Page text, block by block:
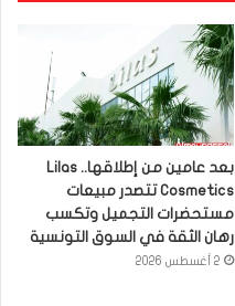
بعد عامين من إطلاقها.. Lilas
Cosmetics تتصدر مبيعات
مستحضرات التجميل وتكسب
رهان الثقة في السوق التونسية
2 أغسطس 2026